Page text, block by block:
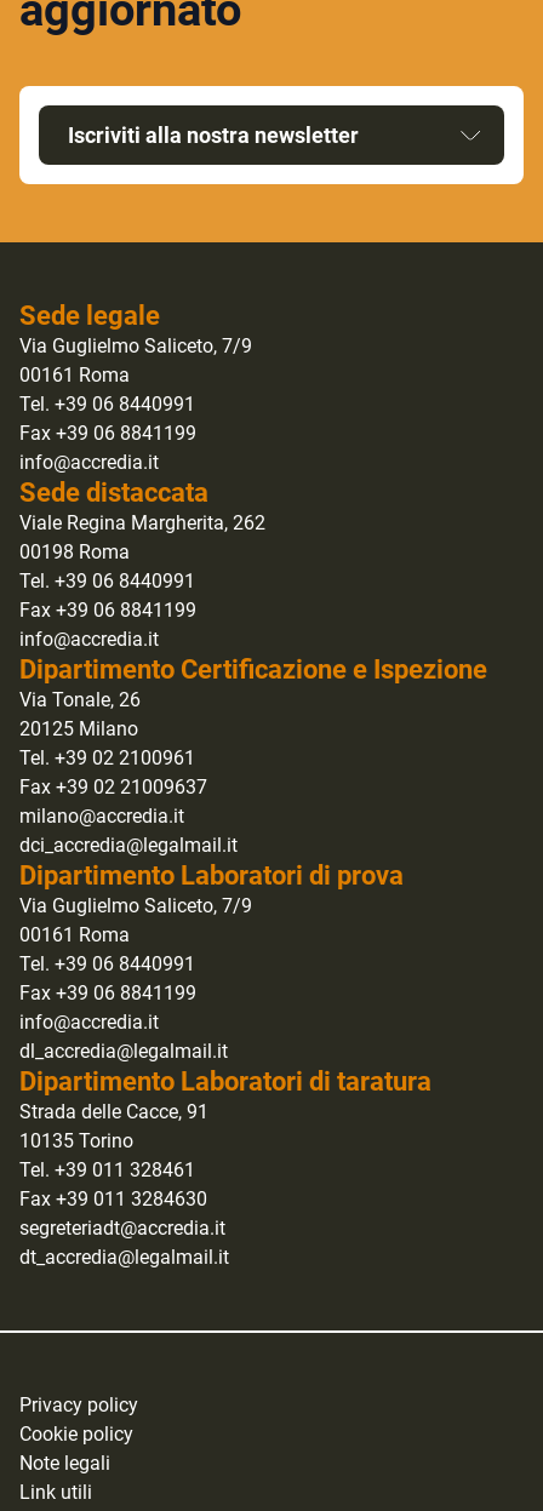
Iscriviti alla nostra newsletter
Sede legale
Via Guglielmo Saliceto, 7/9
00161 Roma
Tel. +39 06 8440991
Fax +39 06 8841199
info@accredia.it
Sede distaccata
Viale Regina Margherita, 262
00198 Roma
Tel. +39 06 8440991
Fax +39 06 8841199
info@accredia.it
Dipartimento Certificazione e Ispezione
Via Tonale, 26
20125 Milano
Tel. +39 02 2100961
Fax +39 02 21009637
milano@accredia.it
dci_accredia@legalmail.it
Dipartimento Laboratori di prova
Via Guglielmo Saliceto, 7/9
00161 Roma
Tel. +39 06 8440991
Fax +39 06 8841199
info@accredia.it
dl_accredia@legalmail.it
Dipartimento Laboratori di taratura
Strada delle Cacce, 91
10135 Torino
Tel. +39 011 328461
Fax +39 011 3284630
segreteriadt@accredia.it
dt_accredia@legalmail.it
Privacy policy
Cookie policy
Note legali
Link utili